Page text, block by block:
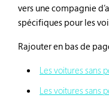
vers une compagnie
spécifiques pour les
Rajouter en bas de
Les voitures sans
Les voitures sans